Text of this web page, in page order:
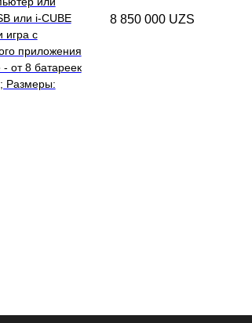
или i-CUBE
игра с
приложения
от 8 батареек
Размеры:
8 850 000 UZS